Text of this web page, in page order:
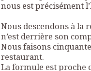
nous est précisément
Nous descendons à la
n’est derrière son
Nous faisons
restaurant.
La formule est proche